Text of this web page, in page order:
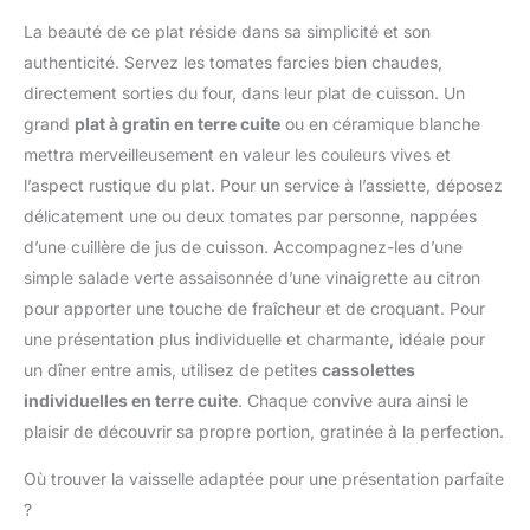
Lavable au lave-vaisselle
Contenu: 1x Westmark
Evideur de Tomate, Gallant,
5 ans de garantie,
dimensions : 16,6 x 2,7 x 2
cm, poids : 32 grammes,
matériau : acier
inoxydable/plastique (PP,
TPE), couleur : noir/rouge,
Parfaites: La cuillère
parisienne est
pour former sans effort
des billes de melon,
pastèque ou autre fruit,
tandis qu'un petit trou
pulpe de coller pour un
service impeccable
Polyvalence pour Toutes
vos Préparations: Utilisez
pour retirer rapidement le
trognon des pommes ou
poires, et le couteau de
sculpture pour réaliser
et décorer vos plats
La beauté de ce plat réside dans sa simplicité et son
authenticité. Servez les tomates farcies bien chaudes,
directement sorties du four, dans leur plat de cuisson. Un
grand plat à gratin en terre cuite ou en céramique blanche
mettra merveilleusement en valeur les couleurs vives et
l’aspect rustique du plat. Pour un service à l’assiette, déposez
délicatement une ou deux tomates par personne, nappées
d’une cuillère de jus de cuisson. Accompagnez-les d’une
simple salade verte assaisonnée d’une vinaigrette au citron
pour apporter une touche de fraîcheur et de croquant. Pour
une présentation plus individuelle et charmante, idéale pour
un dîner entre amis, utilisez de petites cassolettes
individuelles en terre cuite. Chaque convive aura ainsi le
plaisir de découvrir sa propre portion, gratinée à la perfection.
Où trouver la vaisselle adaptée pour une présentation parfaite
?